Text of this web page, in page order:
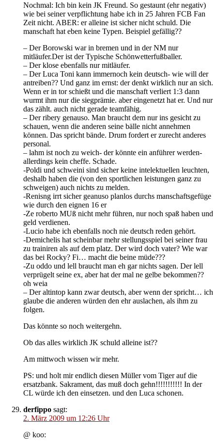
Nochmal: Ich bin kein JK Freund. So gestaunt (ehr negativ)
wie bei seiner verpflichtung habe ich in 25 Jahren FCB Fan
Zeit nicht. ABER: er alleine ist sicher nicht schuld. Die
manschaft hat eben keine Typen. Beispiel gefällig??
– Der Borowski war in bremen und in der NM nur
mitläufer.Der ist der Typische Schönwetterfußballer.
– Der klose ebenfalls nur mitläufer.
– Der Luca Toni kann immernoch kein deutsch- wie will der
antreiben?? Und ganz im ernst: der denkt wirklich nur an sich.
Wenn er in tor schießt und die manschaft verliert 1:3 dann
wurmt ihm nur die siegprämie. aber eingenetzt hat er. Und nur
das zählt. auch nicht gerade teamfähig.
– Der ribery genauso. Man braucht dem nur ins gesicht zu
schauen, wenn die anderen seine bälle nicht annehmen
können. Das spricht bände. Drum fordert er zurecht anderes
personal.
– lahm ist noch zu weich- der könnte ein anführer werden-
allerdings kein cheffe. Schade.
-Poldi und schweini sind sicher keine intelektuellen leuchten,
deshalb haben die (von den sportlichen leistungen ganz zu
schweigen) auch nichts zu melden.
-Renisng irrt sicher geanuso planlos durchs manschaftsgefüge
wie durch den eignen 16 er
-Ze roberto MUß nicht mehr führen, nur noch spaß haben und
geld verdienen.
-Lucio habe ich ebenfalls noch nie deutsch reden gehört.
-Demichelis hat scheinbar mehr stellungsspiel bei seiner frau
zu trainiren als auf dem platz. Der wird doch vater? Wie war
das bei Rocky? Fi… macht die beine müde???
-Zu oddo und lell braucht man eh gar nichts sagen. Der lell
verprügelt seine ex, aber hat der mal ne gelbe bekommen??
oh weia
– Der altintop kann zwar deutsch, aber wenn der spricht… ich
glaube die anderen würden den ehr auslachen, als ihm zu
folgen.
Das könnte so noch weitergehn.
Ob das alles wirklich JK schuld alleine ist??
Am mittwoch wissen wir mehr.
PS: und holt mir endlich diesen Müller vom Tiger auf die
ersatzbank. Sakrament, das muß doch gehn!!!!!!!!!!! In der
CL würde ich den einsetzen. und den Luca schonen.
derfippo sagt:
2. März 2009 um 12:26 Uhr
@ koo: